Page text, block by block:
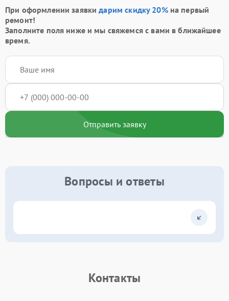
При оформлении заявкидарим скидку 20%на первый
ремонт!
Заполните поля ниже и мы свяжемся с вами в ближайшее
время.
Отправить заявку
Вопросы и ответы
Контакты